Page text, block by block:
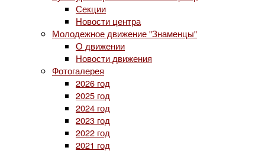
Секции
Новости центра
Молодежное движение "Знаменцы"
О движении
Новости движения
Фотогалерея
2026 год
2025 год
2024 год
2023 год
2022 год
2021 год